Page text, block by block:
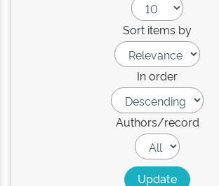
Sort items by
In order
Authors/record